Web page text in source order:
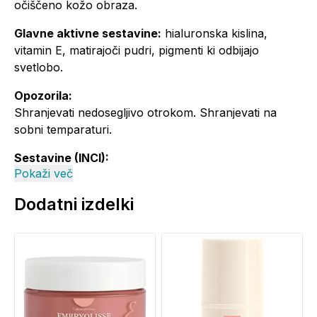
očiščeno kožo obraza.
Glavne aktivne sestavine: hialuronska kislina,
vitamin E, matirajoči pudri, pigmenti ki odbijajo
svetlobo.
Opozorila:
Shranjevati nedosegljivo otrokom. Shranjevati na
sobni temparaturi.
Sestavine (INCI):
AQUA (WATER). METHYL METHACRYLATE
CI 77019 (MICA). BUTYLENE GLYCOL.
POLYDIMETHYLSILOXYETHYL DIMETHICONE.
(TITANIUM DIOXIDE). DIMETHICONE/PEG-10/15
CROSSPOLYMER. DIPROPYLENE GLYCOL.
Pokaži več
Dodatni izdelki